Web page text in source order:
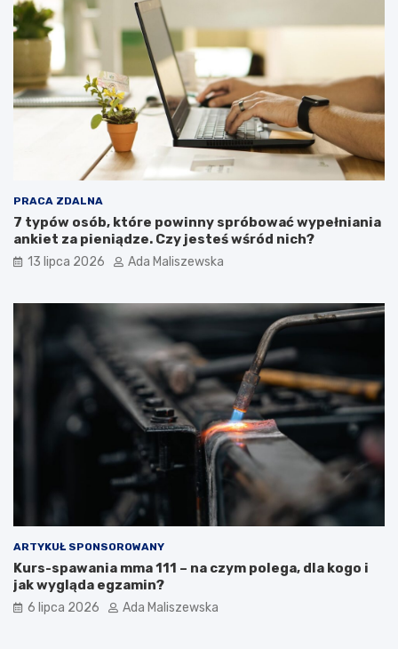
PRACA ZDALNA
7 typów osób, które powinny spróbować wypełniania
ankiet za pieniądze. Czy jesteś wśród nich?
13 lipca 2026 Ada Maliszewska
ARTYKUŁ SPONSOROWANY
Kurs-spawania mma 111 – na czym polega, dla kogo i
jak wygląda egzamin?
6 lipca 2026 Ada Maliszewska